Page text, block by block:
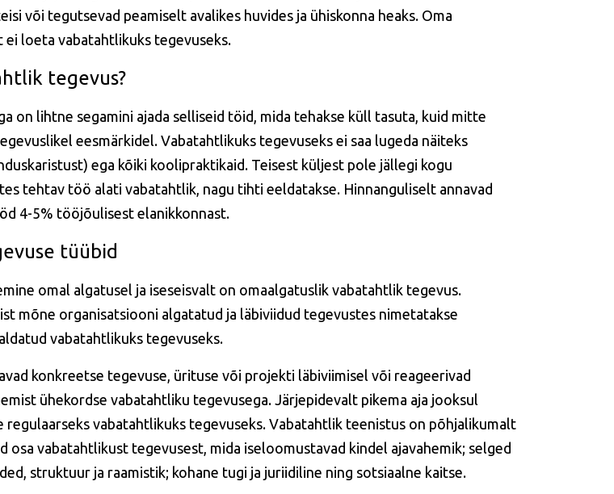
või tegutsevad peamiselt avalikes huvides ja ühiskonna heaks. Oma
loeta vabatahtlikuks tegevuseks.
tegevus?
on lihtne segamini ajada selliseid töid, mida tehakse küll tasuta, kuid mitte
eesmärkidel. Vabatahtlikuks tegevuseks ei saa lugeda näiteks
ega kõiki koolipraktikaid. Teisest küljest pole jällegi kogu
tehtav töö alati vabatahtlik, nagu tihti eeldatakse. Hinnanguliselt annavad
4-5% tööjõulisest elanikkonnast.
tüübid
omal algatusel ja iseseisvalt on omaalgatuslik vabatahtlik tegevus.
mõne organisatsiooni algatatud ja läbiviidud tegevustes nimetatakse
vabatahtlikuks tegevuseks.
konkreetse tegevuse, ürituse või projekti läbiviimisel või reageerivad
ühekordse vabatahtliku tegevusega. Järjepidevalt pikema aja jooksul
vabatahtlikuks tegevuseks. Vabatahtlik teenistus on põhjalikumalt
osa vabatahtlikust tegevusest, mida iseloomustavad kindel ajavahemik; selged
struktuur ja raamistik; kohane tugi ja juriidiline ning sotsiaalne kaitse.